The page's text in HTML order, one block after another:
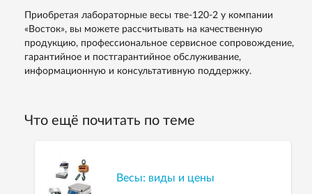
Приобретая лабораторные весы тве-120-2 у компании
«Восток», вы можете рассчитывать на качественную
продукцию, профессиональное сервисное сопровождение,
гарантийное и постгарантийное обслуживание,
информационную и консультативную поддержку.
Что ещё почитать по теме
Весы: виды и цены